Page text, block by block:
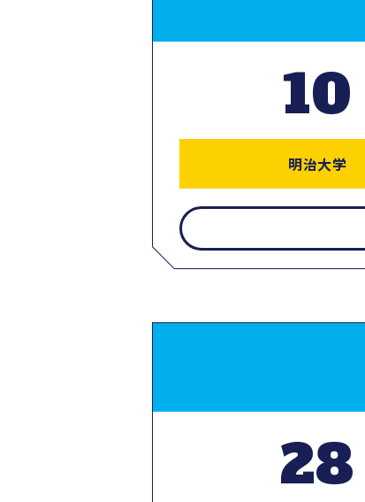
明治大学
10
28